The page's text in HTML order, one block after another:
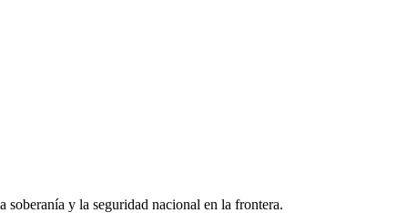
y la seguridad nacional en la frontera.